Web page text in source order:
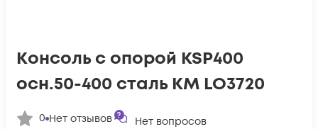
Консоль с опорой KSP400
осн.50-400 сталь КМ LO3720
0 Нет отзывов Нет вопросов